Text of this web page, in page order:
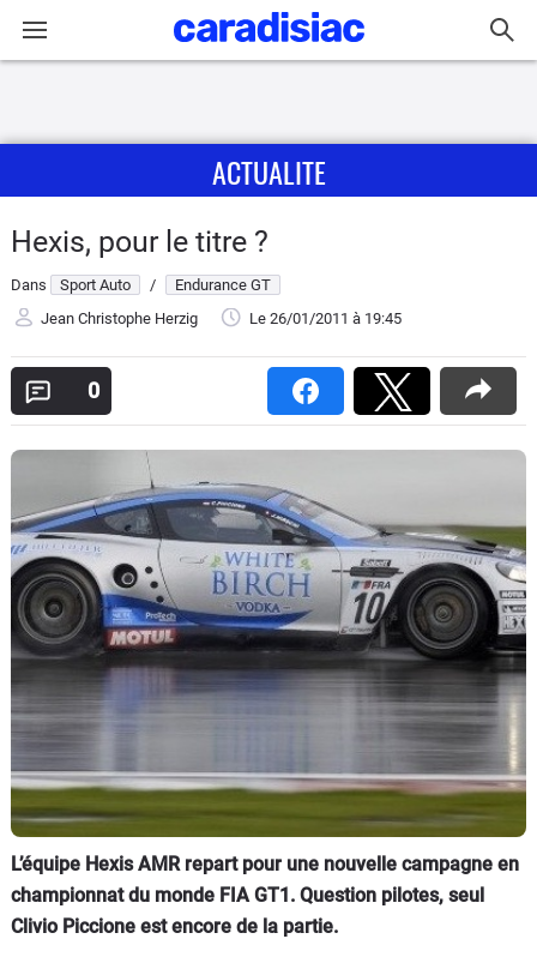
Actu
Essais
Guide
d'achat
Utilitaires
Flottes
Auto
Services
Forum
Moto
Marques
ACTUALITE
Hexis, pour le titre ?
Dans Sport Auto /
Endurance GT
Jean Christophe Herzig
Le 26/01/2011 à 19:45
0
L’équipe Hexis AMR repart pour une nouvelle campagne en
championnat du monde FIA GT1. Question pilotes, seul
Clivio Piccione est encore de la partie.